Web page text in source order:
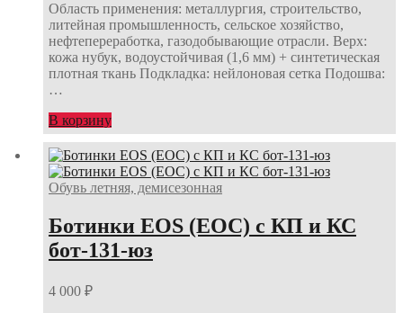
Область применения: металлургия, строительство,
литейная промышленность, сельское хозяйство,
нефтепереработка, газодобывающие отрасли. Верх:
кожа нубук, водоустойчивая (1,6 мм) + синтетическая
плотная ткань Подкладка: нейлоновая сетка Подошва:
…
В корзину
Обувь летняя, демисезонная
Ботинки EOS (ЕОС) с КП и КС
бот-131-юз
4 000 ₽